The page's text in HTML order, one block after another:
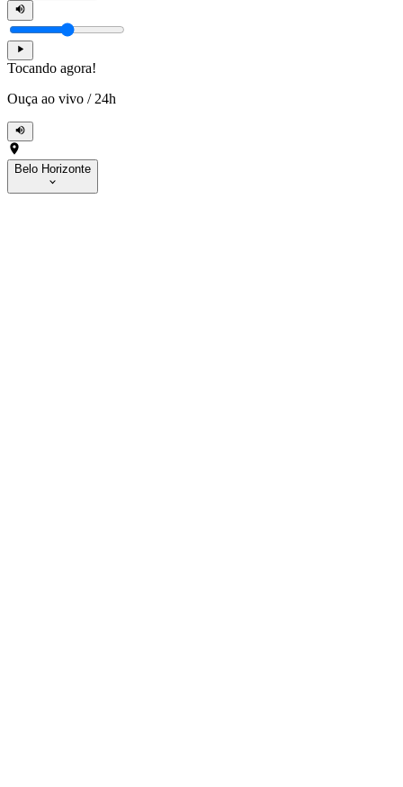
Tocando agora!
Ouça ao vivo / 24h
Belo Horizonte